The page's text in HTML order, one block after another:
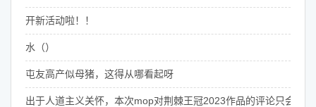
开新活动啦！！
水（）
屯友高产似母猪，这得从哪看起呀
出于人道主义关怀，本次mop对荆棘王冠2023作品的评论只会公